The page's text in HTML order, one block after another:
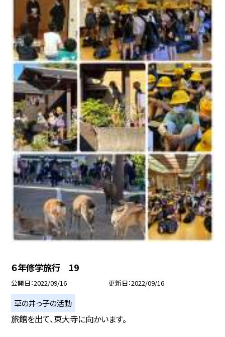
６年修学旅行 19
公開日 2022/09/16 更新日 2022/09/16
草の井っ子の活動
旅館を出て、東大寺に向かいます。